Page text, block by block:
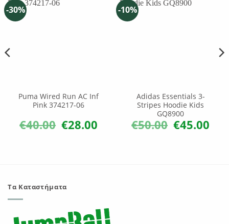
-30%
Puma Wired Run AC Inf
Pink 374217-06
€40.00 Original
price
€28.00Η
τρέχουσα
-10%
Adidas Essentials 3-
Stripes Hoodie Kids
GQ8900
€50.00 Original
price
€45.00Η
Τα Καταστήματα